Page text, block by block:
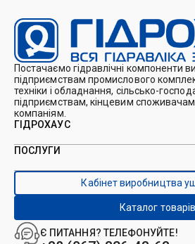
Постачаємо гідравлічні компоненти
підприємствам промислового
техніки і обладнання, сільсько-
підприємствам, кінцевим
компаніям.
Є ПИТАННЯ? ТЕЛЕФОНУЙТЕ!
ГІДРОХАУС
Про нас
Каталоги
Контакти
ПОСЛУГИ
Виробництво ущільнень
Виробництво гідроциліндрів
Ремонт гідроциліндрів
Ремонт і виготовлення РВТ
Ремонт техніки
Кабінет виробництва
Каталог товарів